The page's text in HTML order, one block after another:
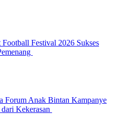
Football Festival 2026 Sukses
Forum Anak Bintan Kampanye
Kekerasan